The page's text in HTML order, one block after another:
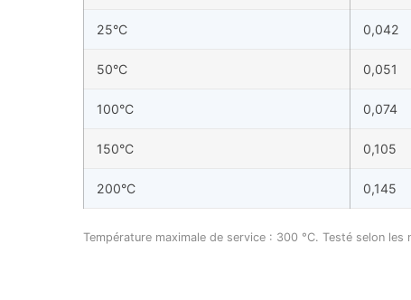
25°C 0,042
50°C 0,051
100°C 0,074
150°C 0,105
200°C 0,145
Température maximale de service : 300 °C. Testé selon les